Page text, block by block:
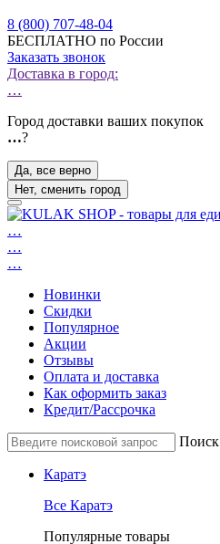
8 (800) 707-48-04
БЕСПЛАТНО по России
Заказать звонок
Доставка в город:
…
Город доставки ваших покупок
…?
Да, все верно
Нет, сменить город
…
…
…
Новинки
Скидки
Популярное
Акции
Отзывы
Оплата и доставка
Как оформить заказ
Кредит/Рассрочка
Поиск
Каратэ
Все Каратэ
Популярные товары